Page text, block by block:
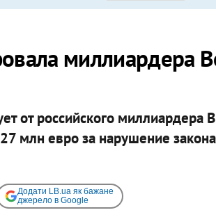
миллиардера
от российского миллиардера
млн евро за нарушение
Додати LB.ua як бажане
джерело в Google